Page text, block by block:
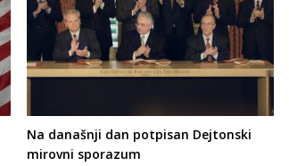
Na današnji dan potpisan Dejtonski
mirovni sporazum